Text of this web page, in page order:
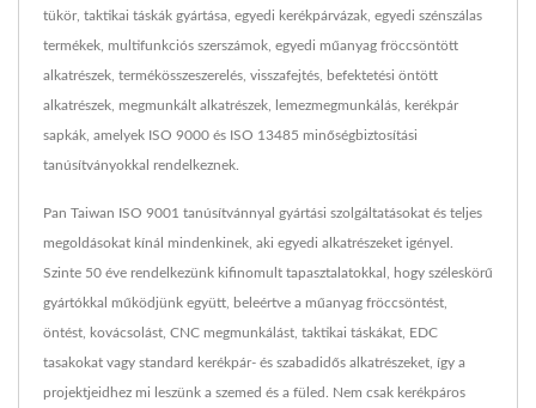
tükör, taktikai táskák gyártása, egyedi kerékpárvázak, egyedi szénszálas
termékek, multifunkciós szerszámok, egyedi műanyag fröccsöntött
alkatrészek, termékösszeszerelés, visszafejtés, befektetési öntött
alkatrészek, megmunkált alkatrészek, lemezmegmunkálás, kerékpár
sapkák, amelyek ISO 9000 és ISO 13485 minőségbiztosítási
tanúsítványokkal rendelkeznek.
Pan Taiwan ISO 9001 tanúsítvánnyal gyártási szolgáltatásokat és teljes
megoldásokat kínál mindenkinek, aki egyedi alkatrészeket igényel.
Szinte 50 éve rendelkezünk kifinomult tapasztalatokkal, hogy széleskörű
gyártókkal működjünk együtt, beleértve a műanyag fröccsöntést,
öntést, kovácsolást, CNC megmunkálást, taktikai táskákat, EDC
tasakokat vagy standard kerékpár- és szabadidős alkatrészeket, így a
projektjeidhez mi leszünk a szemed és a füled. Nem csak kerékpáros